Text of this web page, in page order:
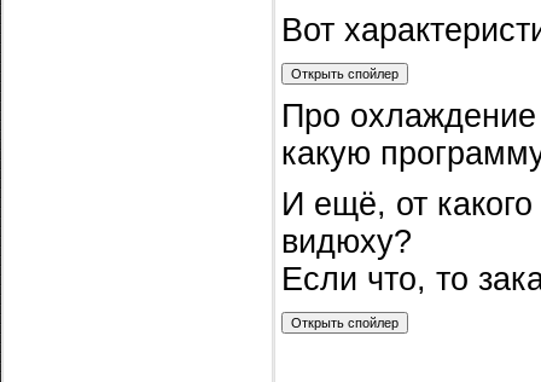
Вот
Про охлаждение
какую
И ещё, от
видюху?
Если что, то